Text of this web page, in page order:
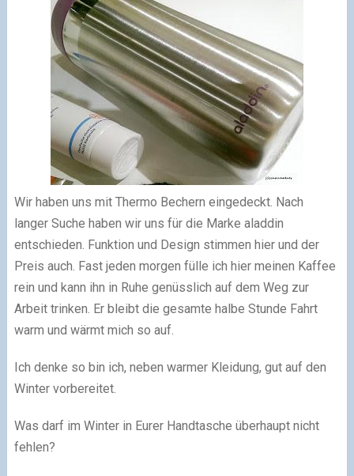
Wir haben uns mit Thermo Bechern eingedeckt. Nach
langer Suche haben wir uns für die Marke aladdin
entschieden. Funktion und Design stimmen hier und der
Preis auch. Fast jeden morgen fülle ich hier meinen Kaffee
rein und kann ihn in Ruhe genüsslich auf dem Weg zur
Arbeit trinken. Er bleibt die gesamte halbe Stunde Fahrt
warm und wärmt mich so auf.
Ich denke so bin ich, neben warmer Kleidung, gut auf den
Winter vorbereitet.
Was darf im Winter in Eurer Handtasche überhaupt nicht
fehlen?